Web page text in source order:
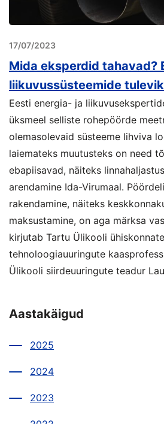
17/07/2023
Mida eksperdid tahavad?
liikuvussüsteemide
Eesti energia- ja
üksmeel selliste rohepöörde
olemasolevaid süsteeme lihviva
laiemateks muutusteks on need
ebapiisavad, näiteks
arendamine Ida-Virumaal.
rakendamine, näiteks
maksustamine, on aga märksa
kirjutab Tartu Ülikooli
tehnoloogiauuringute
Ülikooli siirdeuuringute teadur
Aastakäigud
2025
2024
2023